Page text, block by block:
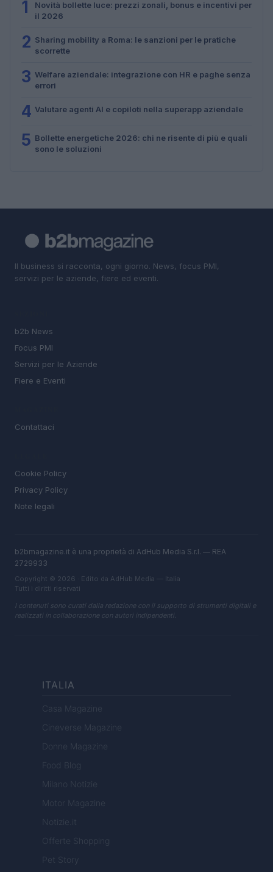
1
Novità bollette luce: prezzi zonali, bonus e incentivi per
il 2026
2 Sharing mobility a Roma: le sanzioni per le pratiche
scorrette
3 Welfare aziendale: integrazione con HR e paghe senza
errori
4 Valutare agenti AI e copiloti nella superapp aziendale
5 Bollette energetiche 2026: chi ne risente di più e quali
sono le soluzioni
Il business si racconta, ogni giorno. News, focus PMI,
servizi per le aziende, fiere ed eventi.
b2b News
Focus PMI
Servizi per le Aziende
Fiere e Eventi
Contattaci
Cookie Policy
Privacy Policy
Note legali
b2bmagazine.it è una proprietà di AdHub Media S.r.l. — REA
2729933
Copyright © 2026 · Edito da AdHub Media — Italia
Tutti i diritti riservati
I contenuti sono curati dalla redazione con il supporto di strumenti digitali e
realizzati in collaborazione con autori indipendenti.
ITALIA
Casa Magazine
Cineverse Magazine
Donne Magazine
Food Blog
Milano Notizie
Motor Magazine
Notizie.it
Offerte Shopping
Pet Story